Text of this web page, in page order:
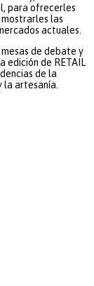
para ofrecerles
las
actuales.
de debate y
edición de RETAIL
de la
artesanía.